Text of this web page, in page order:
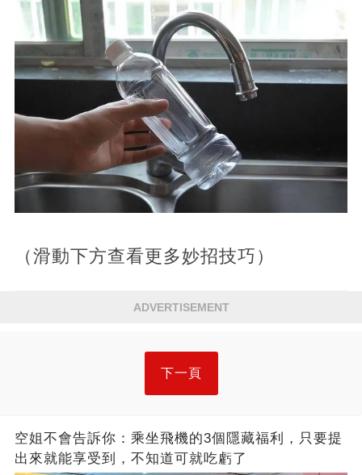
（滑動下方查看更多妙招技巧）
ADVERTISEMENT
下一頁
空姐不會告訴你：乘坐飛機的3個隱藏福利，只要提
出來就能享受到，不知道可就吃虧了